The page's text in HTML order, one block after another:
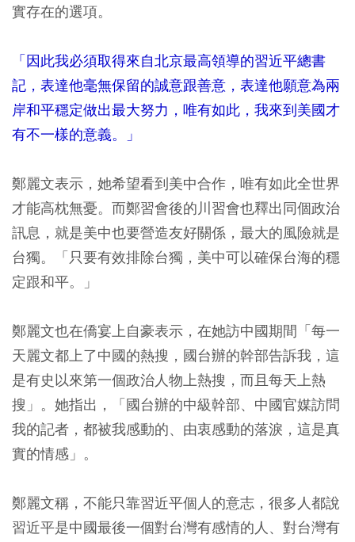
實存在的選項。
「因此我必須取得來自北京最高領導的習近平總書
記，表達他毫無保留的誠意跟善意，表達他願意為兩
岸和平穩定做出最大努力，唯有如此，我來到美國才
有不一樣的意義。」
鄭麗文表示，她希望看到美中合作，唯有如此全世界
才能高枕無憂。而鄭習會後的川習會也釋出同個政治
訊息，就是美中也要營造友好關係，最大的風險就是
台獨。「只要有效排除台獨，美中可以確保台海的穩
定跟和平。」
鄭麗文也在僑宴上自豪表示，在她訪中國期間「每一
天麗文都上了中國的熱搜，國台辦的幹部告訴我，這
是有史以來第一個政治人物上熱搜，而且每天上熱
搜」。她指出，「國台辦的中級幹部、中國官媒訪問
我的記者，都被我感動的、由衷感動的落淚，這是真
實的情感」。
鄭麗文稱，不能只靠習近平個人的意志，很多人都說
習近平是中國最後一個對台灣有感情的人、對台灣有